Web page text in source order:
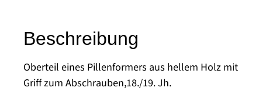
Beschreibung
Oberteil eines Pillenformers aus hellem Holz mit
Griff zum Abschrauben,18./19. Jh.